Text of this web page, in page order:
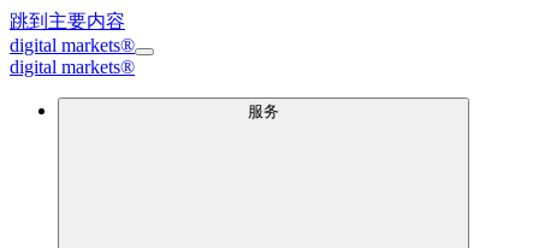
跳到主要内容
digital markets®
digital markets®
服务